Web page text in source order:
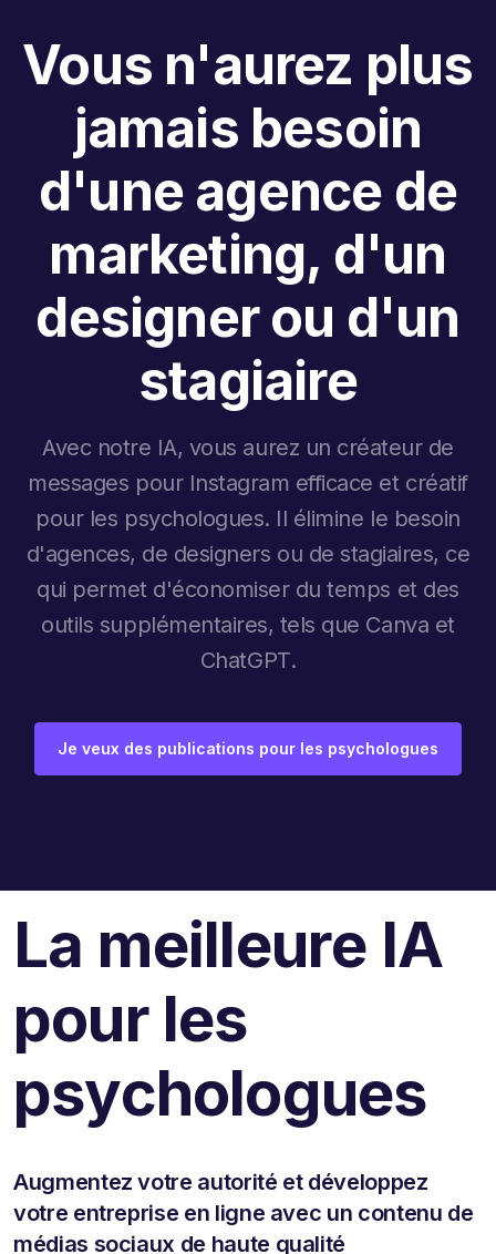
Vous n'aurez plus
jamais besoin
d'une agence de
marketing, d'un
designer ou d'un
stagiaire
Avec notre IA, vous aurez un créateur de
messages pour Instagram efficace et créatif
pour les psychologues. Il élimine le besoin
d'agences, de designers ou de stagiaires, ce
qui permet d'économiser du temps et des
outils supplémentaires, tels que Canva et
ChatGPT.
Je veux des publications pour les psychologues
La meilleure IA
pour les
psychologues
Augmentez votre autorité et développez
votre entreprise en ligne avec un contenu de
médias sociaux de haute qualité